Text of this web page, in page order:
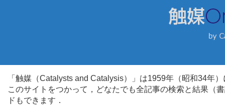
「触媒（Catalysts and Catalysis）」は1959年（昭和34年
このサイトをつかって，どなたでも全記事の検索と結果（
ドもできます．